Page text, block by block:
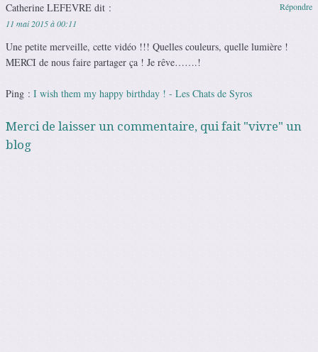
Catherine LEFEVRE dit :
11 mai 2015 à 00:11
Une petite merveille, cette vidéo !!! Quelles couleurs, quelle lumière !
MERCI de nous faire partager ça ! Je rêve…….!
Répondre
Ping : I wish them my happy birthday ! - Les Chats de Syros
Merci de laisser un commentaire, qui fait "vivre" un
blog